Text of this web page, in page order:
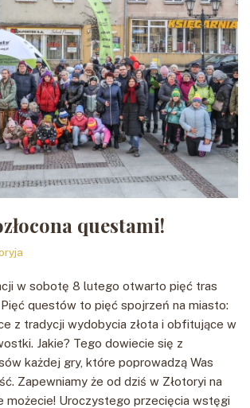
questami!
w sobotę 8 lutego otwarto pięć tras
questów to pięć spojrzeń na miasto:
z tradycji wydobycia złota i obfitujące w
Jakie? Tego dowiecie się z
każdej gry, które poprowadzą Was
Zapewniamy że od dziś w Złotoryi na
możecie! Uroczystego przecięcia wstęgi